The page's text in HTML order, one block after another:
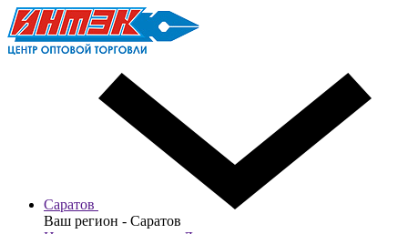
Саратов
Ваш регион - Саратов